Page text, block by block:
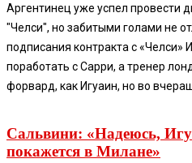
Аргентинец уже успел провести
"Челси", но забитыми голами не
подписания контракта с «Челси»
поработать с Сарри, а тренер
форвард, как Игуаин, но во
Сальвини: «Надеюсь,
покажется в Милане»